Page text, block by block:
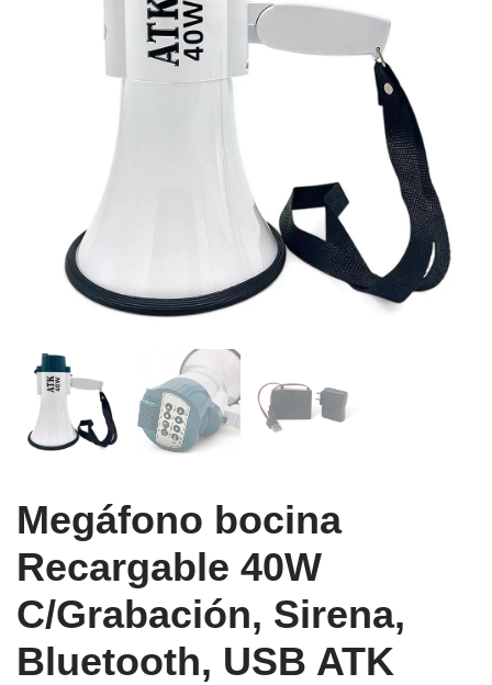
Megáfono bocina
Recargable 40W
C/Grabación, Sirena,
Bluetooth, USB ATK